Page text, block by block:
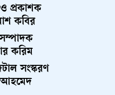
প্রকাশক
কবির
সম্পাদক
করিম
সংস্করণ
আহমেদ